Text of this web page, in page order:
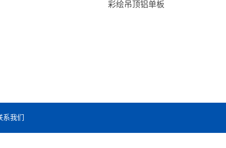
彩绘吊顶铝单板
系我们